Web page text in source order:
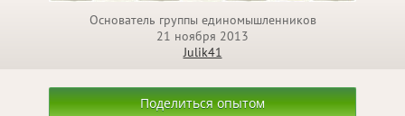
Основатель группы единомышленников
21 ноября 2013
Julik41
Поделиться опытом